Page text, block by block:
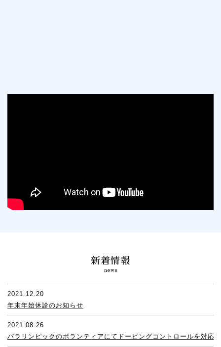
新着情報
news
2021.12.20
年末年始休診のお知らせ
2021.08.26
パラリンピックのボランティアにてドーピングコントロールを対応